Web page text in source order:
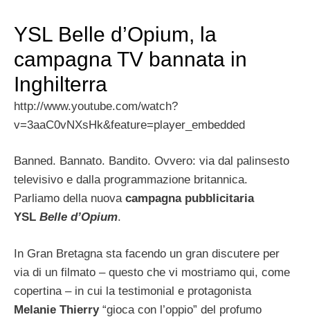
YSL Belle d’Opium, la
campagna TV bannata in
Inghilterra
http://www.youtube.com/watch?
v=3aaC0vNXsHk&feature=player_embedded
Banned. Bannato. Bandito. Ovvero: via dal palinsesto
televisivo e dalla programmazione britannica.
Parliamo della nuova campagna pubblicitaria
YSL Belle d’Opium.
In Gran Bretagna sta facendo un gran discutere per
via di un filmato – questo che vi mostriamo qui, come
copertina – in cui la testimonial e protagonista
Melanie Thierry“gioca con l’oppio” del profumo